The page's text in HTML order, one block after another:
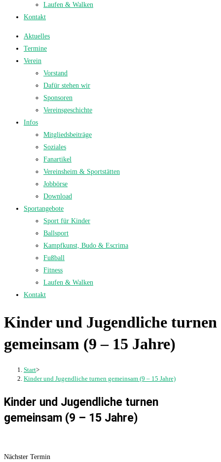
Laufen & Walken
Kontakt
Aktuelles
Termine
Verein
Vorstand
Dafür stehen wir
Sponsoren
Vereinsgeschichte
Infos
Mitgliedsbeiträge
Soziales
Fanartikel
Vereinsheim & Sportstätten
Jobbörse
Download
Sportangebote
Sport für Kinder
Ballsport
Kampfkunst, Budo & Escrima
Fußball
Fitness
Laufen & Walken
Kontakt
Kinder und Jugendliche turnen
gemeinsam (9 – 15 Jahre)
Start>
Kinder und Jugendliche turnen gemeinsam (9 – 15 Jahre)
Kinder und Jugendliche turnen
gemeinsam (9 – 15 Jahre)
Nächster Termin